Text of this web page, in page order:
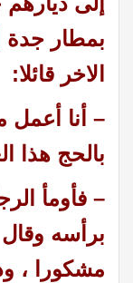
بمطار جدة
الاخر قائلا:
– أنا أعمل
بالحج هذا
– فأومأ
برأسه
مشكورا ،